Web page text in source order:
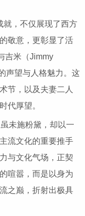
就，不仅展现了西方
敬意，更彰显了活
吉米（Jimmy
声望与人格魅力。这
节，以及夫妻二人
代厚望。
未施粉黛，却以一
流文化的重要推手
与文化气场，正契
喧嚣，而是以身为
之巅，折射出极具